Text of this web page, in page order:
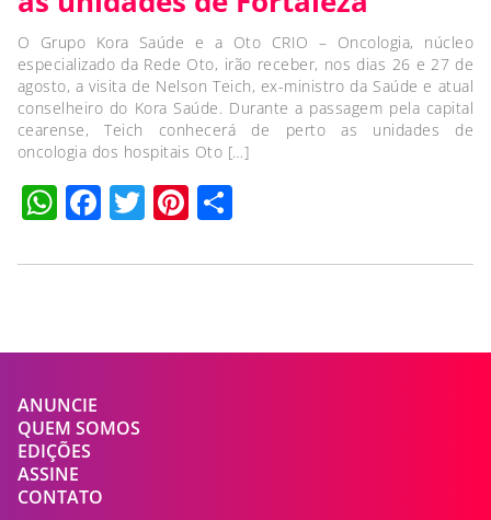
O Grupo Kora Saúde e a Oto CRIO – Oncologia, núcleo
especializado da Rede Oto, irão receber, nos dias 26 e 27 de
agosto, a visita de Nelson Teich, ex-ministro da Saúde e atual
conselheiro do Kora Saúde. Durante a passagem pela capital
cearense, Teich conhecerá de perto as unidades de
oncologia dos hospitais Oto […]
WhatsApp
Facebook
TwitterPinterest
Compartilhar
ANUNCIE
QUEM SOMOS
EDIÇÕES
ASSINE
CONTATO